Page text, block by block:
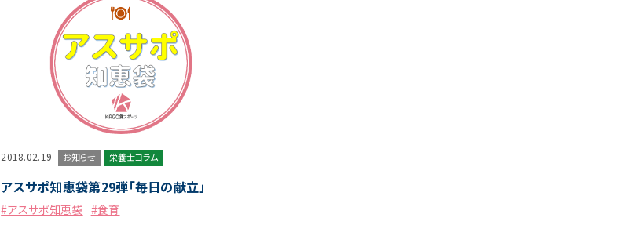
2018.02.19 お知らせ 栄養士コラム
アスサポ知恵袋第29弾「毎日の献立」
#アスサポ知恵袋 #食育